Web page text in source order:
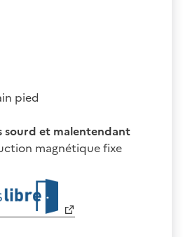
pied
sourd et malentendant
magnétique fixe